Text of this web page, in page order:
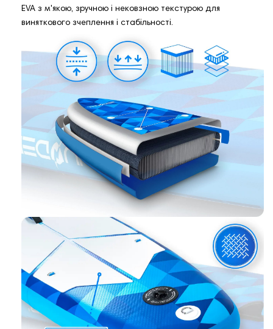
EVA з м'якою, зручною і нековзною текстурою для
виняткового зчеплення і стабільності.